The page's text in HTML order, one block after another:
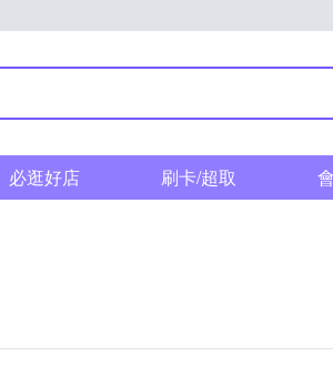
必逛好店 刷卡/超取